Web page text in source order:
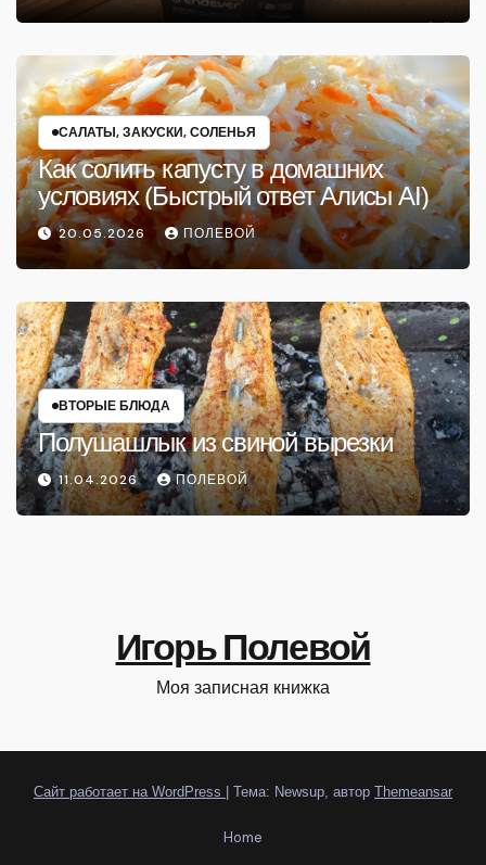
САЛАТЫ, ЗАКУСКИ, СОЛЕНЬЯ
Как солить капусту в домашних
условиях (Быстрый ответ Алисы AI)
20.05.2026 ПОЛЕВОЙ
ВТОРЫЕ БЛЮДА
Полушашлык из свиной вырезки
11.04.2026 ПОЛЕВОЙ
Игорь Полевой
Моя записная книжка
Сайт работает на WordPress Тема: Newsup, автор Themeansar
Home